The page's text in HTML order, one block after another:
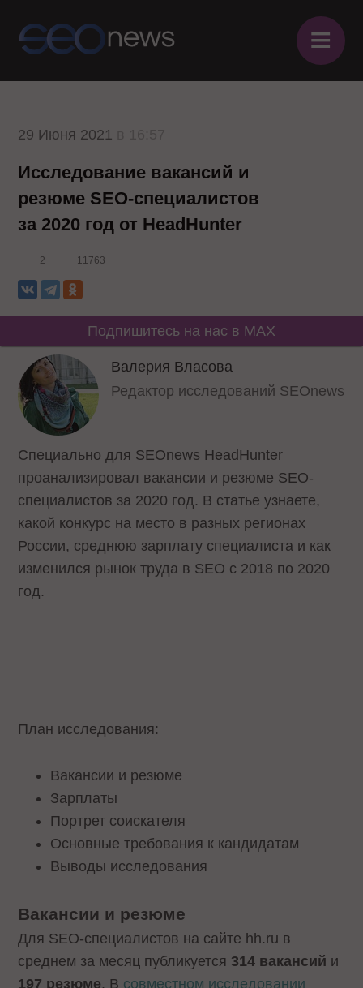
≡
29 Июня 2021
Исследование вакансий и
резюме SEO-специалистов
за 2020 год от HeadHunter
2 11763
Подпишитесь на нас в MAX
Валерия Власова
Редактор исследований SEOnews
Специально для SEOnews HeadHunter
проанализировал вакансии и резюме SEO-
специалистов за 2020 год. В статье узнаете,
какой конкурс на место в разных регионах
России, среднюю зарплату специалиста и как
изменился рынок труда в SEO с 2018 по 2020
год.
План исследования:
Вакансии и резюме
Зарплаты
Портрет соискателя
Основные требования к кандидатам
Выводы исследования
Вакансии и резюме
Для SEO-специалистов на сайте hh.ru в
среднем за месяц публикуется 314 вакансий и
197 резюме. В совместном исследовании